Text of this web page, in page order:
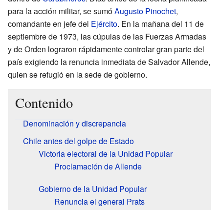
para la acción militar, se sumóAugusto Pinochet,
comandante en jefe del Ejército. En la mañana del 11 de
septiembre de 1973, las cúpulas de las Fuerzas Armadas
y de Orden lograron rápidamente controlar gran parte del
país exigiendo la renuncia inmediata de Salvador Allende,
quien se refugió en la sede de gobierno.
Contenido
Denominación y discrepancia
Chile antes del golpe de Estado
Victoria electoral de la Unidad Popular
Proclamación de Allende
Gobierno de la Unidad Popular
Renuncia el general Prats